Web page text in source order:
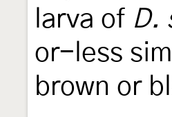
larva of D.
or-less
brown or